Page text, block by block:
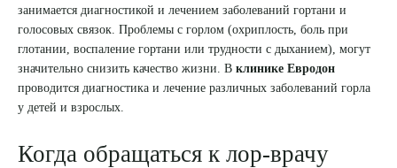
Правовая информация
Политика конфиденциальности
Пользовательское соглашение
Инструментальная диагностика
Хирургический стационар
Подготовка к анализам
Подготовка к диагностике
ДМС
Акции
Филиалы
занимается диагностикой и лечением заболеваний гортани и
голосовых связок. Проблемы с горлом (охриплость, боль при
глотании, воспаление гортани или трудности с дыханием), могут
значительно снизить качество жизни. В клинике Евродон
проводится диагностика и лечение различных заболеваний горла
у детей и взрослых.
Когда обращаться к лор-врачу